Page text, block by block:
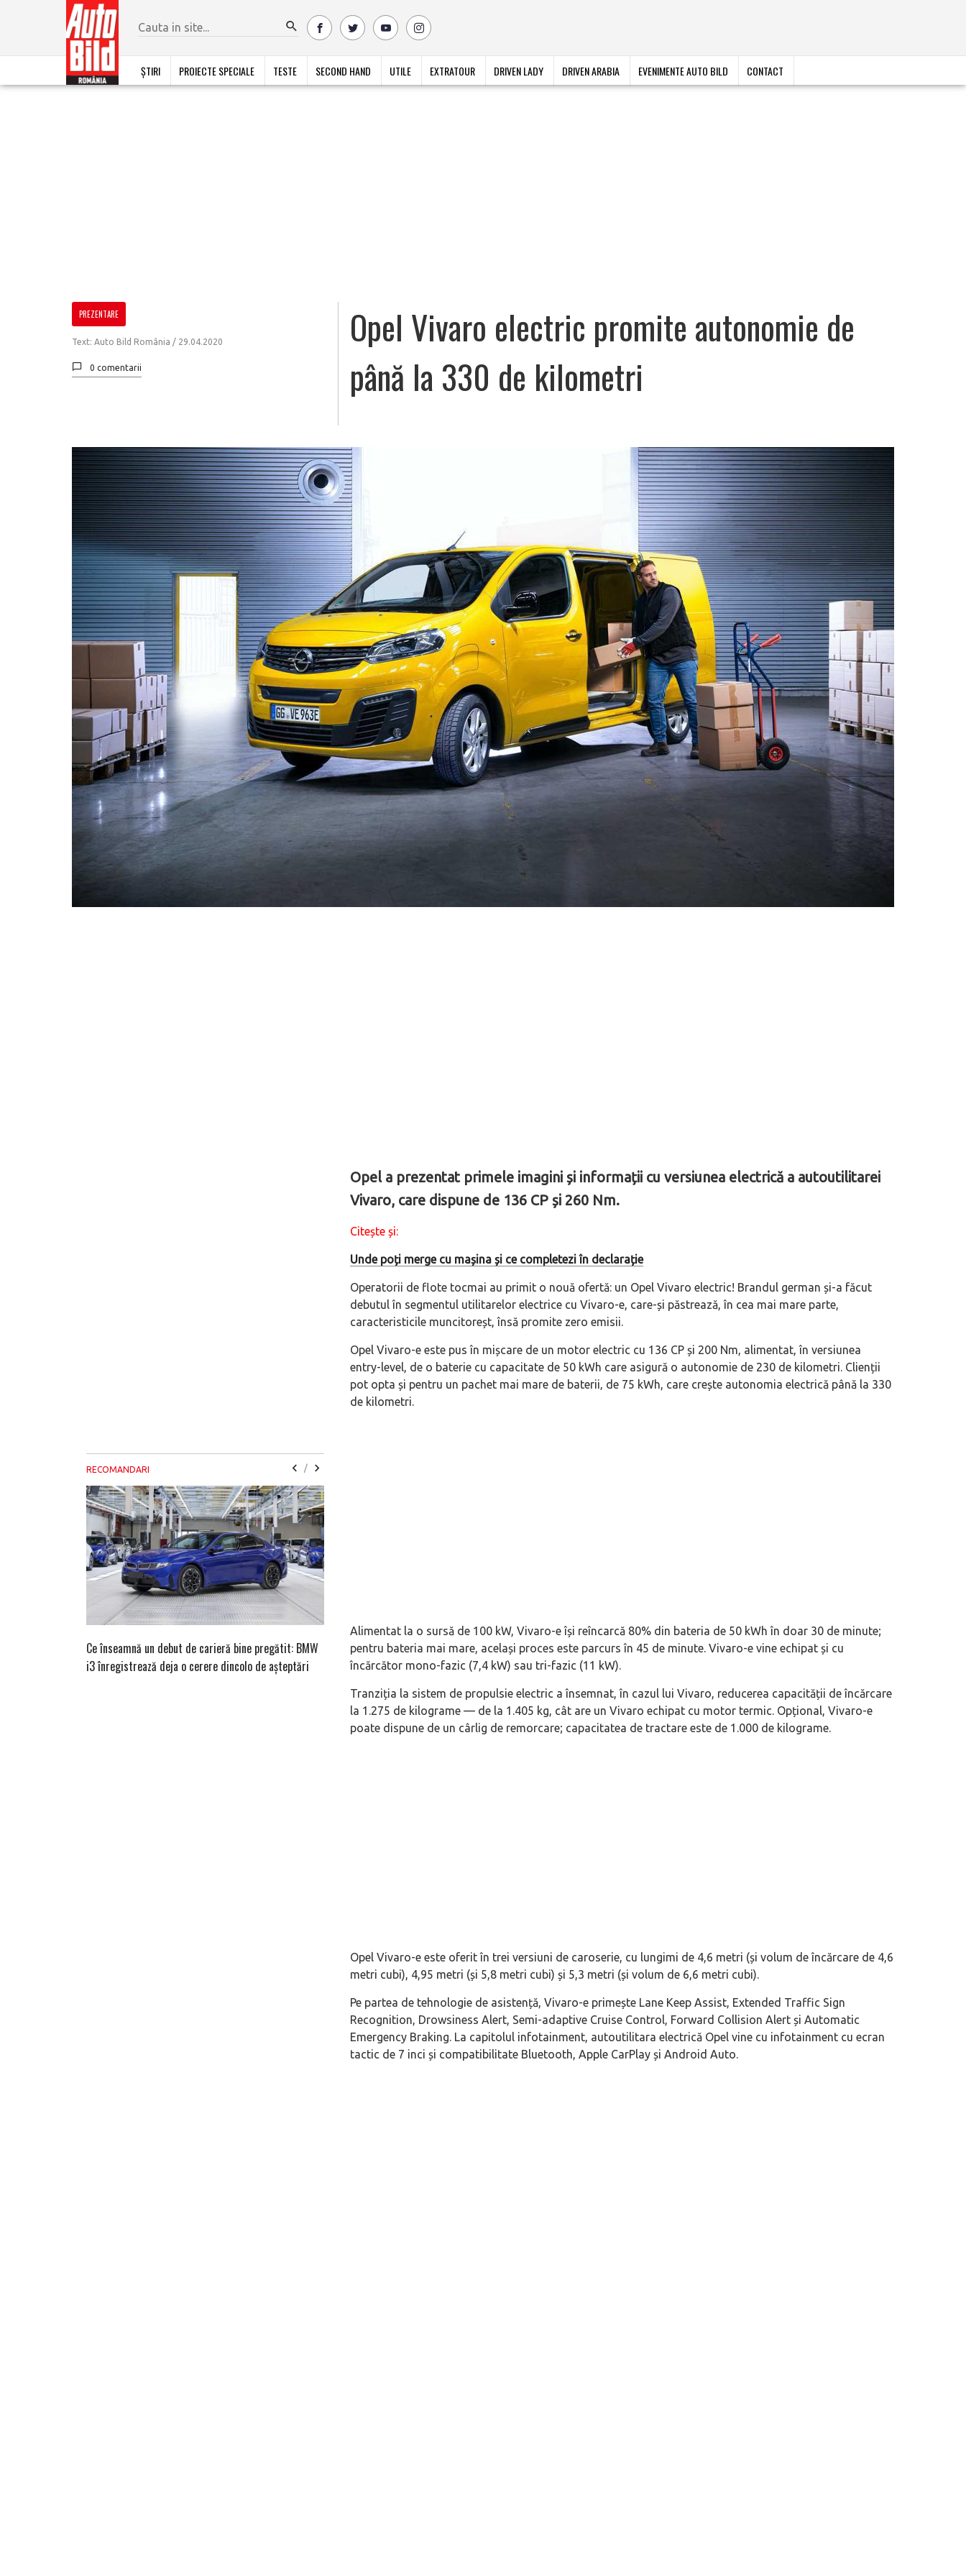
ȘTIRI PROIECTE SPECIALE TESTE SECOND HAND UTILE EXTRATOUR DRIVEN LADY DRIVEN ARABIA EVENIMENTE AUTO BILD CONTACT
PREZENTARE
Text: Auto Bild România / 29.04.2020
0 comentarii
Opel Vivaro electric promite autonomie de
până la 330 de kilometri
Opel a prezentat primele imagini și informații cu versiunea electrică a autoutilitarei
Vivaro, care dispune de 136 CP și 260 Nm.
Citește și:
Unde poți merge cu mașina și ce completezi în declarație
Operatorii de flote tocmai au primit o nouă ofertă: un Opel Vivaro electric! Brandul german și-a făcut
debutul în segmentul utilitarelor electrice cu Vivaro-e, care-și păstrează, în cea mai mare parte,
caracteristicile muncitoreșt, însă promite zero emisii.
Opel Vivaro-e este pus în mișcare de un motor electric cu 136 CP și 200 Nm, alimentat, în versiunea
entry-level, de o baterie cu capacitate de 50 kWh care asigură o autonomie de 230 de kilometri. Clienții
pot opta și pentru un pachet mai mare de baterii‚ de 75 kWh, care crește autonomia electrică până la 330
de kilometri.
Alimentat la o sursă de 100 kW, Vivaro-e își reîncarcă 80% din bateria de 50 kWh în doar 30 de minute;
pentru bateria mai mare, același proces este parcurs în 45 de minute. Vivaro-e vine echipat și cu
încărcător mono-fazic (7,4 kW) sau tri-fazic (11 kW).
Tranziția la sistem de propulsie electric a însemnat, în cazul lui Vivaro, reducerea capacității de încărcare
la 1.275 de kilograme — de la 1.405 kg, cât are un Vivaro echipat cu motor termic. Opțional, Vivaro-e
poate dispune de un cârlig de remorcare; capacitatea de tractare este de 1.000 de kilograme.
Opel Vivaro-e este oferit în trei versiuni de caroserie, cu lungimi de 4,6 metri (și volum de încărcare de 4,6
metri cubi), 4,95 metri (și 5,8 metri cubi) și 5,3 metri (și volum de 6,6 metri cubi).
Pe partea de tehnologie de asistență, Vivaro-e primește Lane Keep Assist, Extended Traffic Sign
Recognition, Drowsiness Alert, Semi-adaptive Cruise Control, Forward Collision Alert și Automatic
Emergency Braking. La capitolul infotainment, autoutilitara electrică Opel vine cu infotainment cu ecran
tactic de 7 inci și compatibilitate Bluetooth, Apple CarPlay și Android Auto.
RECOMANDARI /
Ce înseamnă un debut de carieră bine pregătit: BMW
i3 înregistrează deja o cerere dincolo de așteptări
Versiune MINI Countryman încă nelansată oficial, dată
pe mâna fetelor în competiția off-road Rebelle Rally
Pentru cine știe ceva avioane, numele Hennessey
Blackbird va suna ca un apropo. Unul pertinent, de
altfel!
Prima sportivă cu motor central a
60° Hommage